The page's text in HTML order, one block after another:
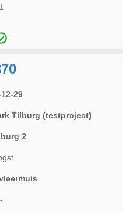
1
29
Tilburg (testproject)
2
-